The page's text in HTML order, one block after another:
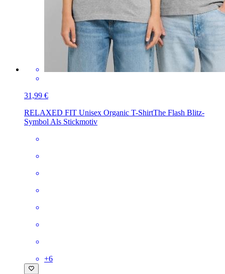
31,99 €
RELAXED FIT Unisex Organic T-ShirtThe Flash Blitz-
Symbol Als Stickmotiv
+6